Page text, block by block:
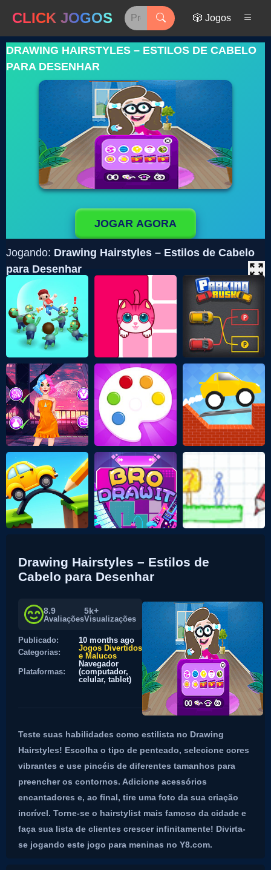
CLICK JOGOS 🎲 Jogos
DRAWING HAIRSTYLES – ESTILOS DE CABELO
PARA DESENHAR
JOGAR AGORA
Jogando: Drawing Hairstyles – Estilos de Cabelo
para Desenhar
Drawing Hairstyles – Estilos de
Cabelo para Desenhar
8.9
Avaliações
5k+
Visualizações
Publicado:
10 months ago
Categorias:
Jogos Divertidos
e Malucos
Plataformas:
Navegador
(computador,
celular, tablet)
Teste suas habilidades como estilista no Drawing
Hairstyles! Escolha o tipo de penteado, selecione cores
vibrantes e use pincéis de diferentes tamanhos para
preencher os contornos. Adicione acessórios
encantadores e, ao final, tire uma foto da sua criação
incrível. Torne-se o hairstylist mais famoso da cidade e
faça sua lista de clientes crescer infinitamente! Divirta-
se jogando este jogo para meninas no Y8.com.